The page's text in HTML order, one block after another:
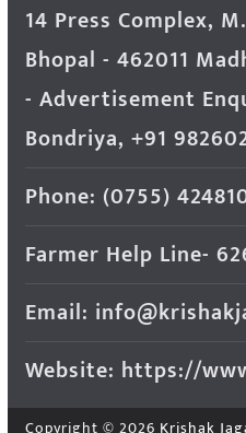
14 Press Complex,
Bhopal - 462011
- Advertisement
Bondriya, +91
Phone: (0755)
Farmer Help Line-
Email:
Website: https://